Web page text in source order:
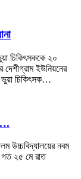
চিকিৎসককে ২০
দেশীগ্রাম ইউনিয়নের
ভুয়া চিকিৎসক…
উচ্চবিদ্যালয়ের নবম
গত ২৫ মে রাত